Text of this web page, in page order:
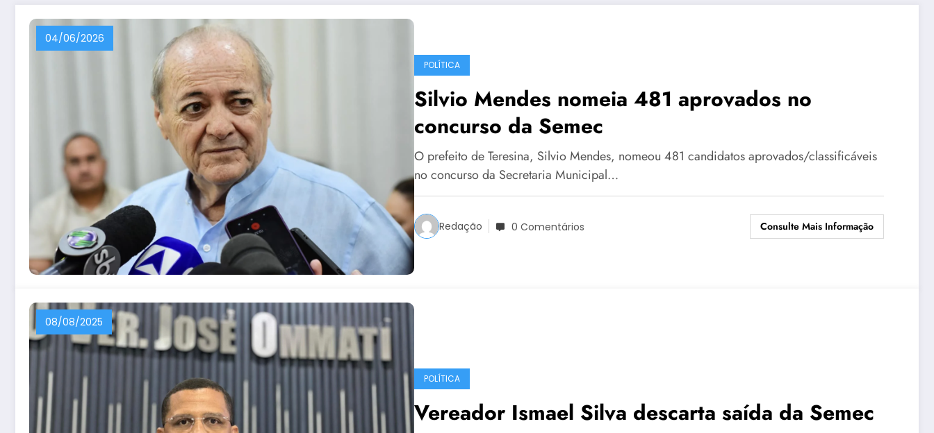
04/06/2026
POLÍTICA
Silvio Mendes nomeia 481 aprovados no
concurso da Semec
O prefeito de Teresina, Silvio Mendes, nomeou 481 candidatos aprovados/classificáveis
no concurso da Secretaria Municipal…
Redação 0 Comentários Consulte Mais Informação
08/08/2025
POLÍTICA
Vereador Ismael Silva descarta saída da Semec